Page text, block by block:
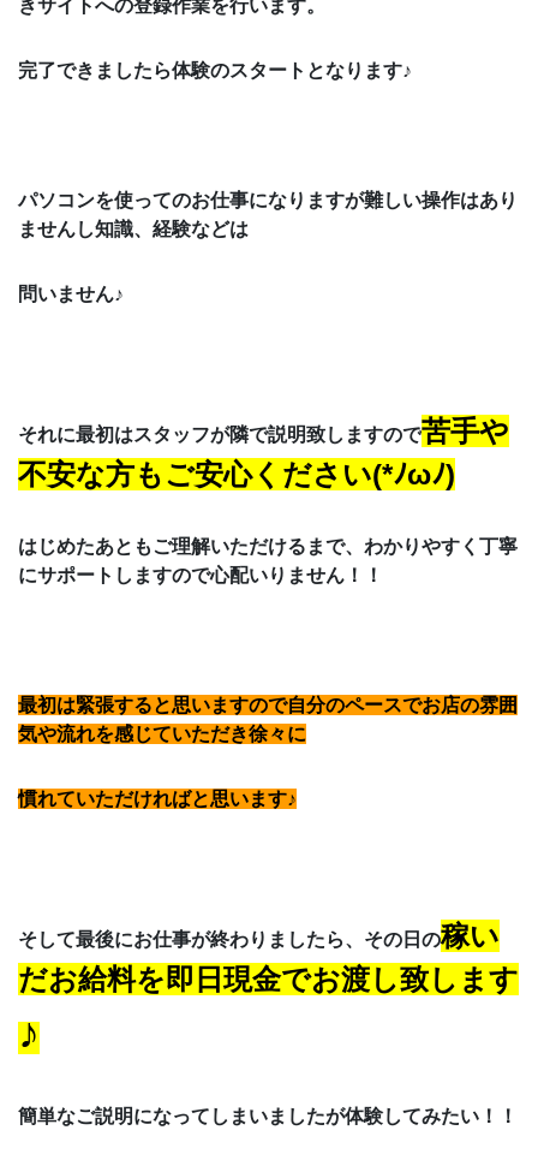
きサイトへの登録作業を行います。
完了できましたら体験のスタートとなります♪
パソコンを使ってのお仕事になりますが難しい操作はあり
ませんし知識、経験などは
問いません♪
それに最初はスタッフが隣で説明致しますので苦手や
不安な方もご安心ください(*ﾉωﾉ)
はじめたあともご理解いただけるまで、わかりやすく丁寧
にサポートしますので心配いりません！！
最初は緊張すると思いますので自分のペースでお店の雰囲
気や流れを感じていただき徐々に
慣れていただければと思います♪
そして最後にお仕事が終わりましたら、その日の稼い
だお給料を即日現金でお渡し致します
♪
簡単なご説明になってしまいましたが体験してみたい！！